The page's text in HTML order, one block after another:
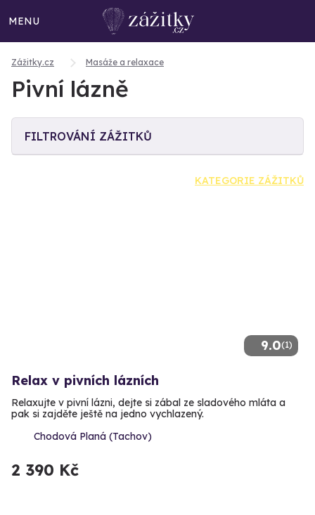
MENU
Zážitky.cz Masáže a relaxace
Pivní lázně
FILTROVÁNÍ ZÁŽITKŮ
KATEGORIE ZÁŽITKŮ
9.0(1)
Relax v pivních lázních
Relaxujte v pivní lázni, dejte si zábal ze sladového mláta a
pak si zajděte ještě na jedno vychlazený.
Chodová Planá (Tachov)
2 390 Kč